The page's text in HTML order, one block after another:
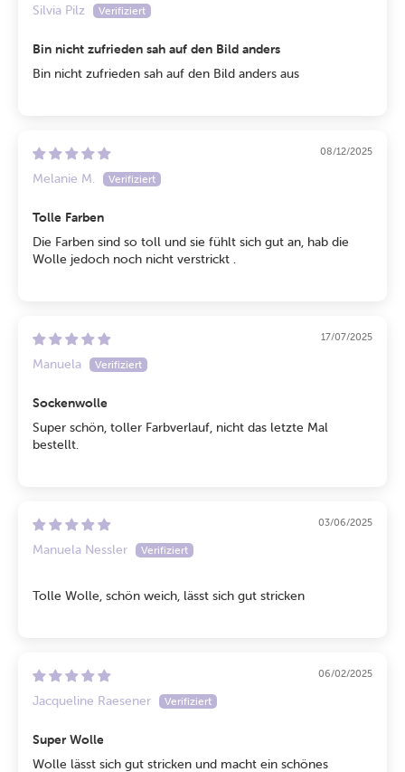
Silvia Pilz
Bin nicht zufrieden sah auf den Bild anders
Bin nicht zufrieden sah auf den Bild anders aus
08/12/2025
Melanie M.
Tolle Farben
Die Farben sind so toll und sie fühlt sich gut an, hab die
Wolle jedoch noch nicht verstrickt .
17/07/2025
Manuela
Sockenwolle
Super schön, toller Farbverlauf, nicht das letzte Mal
bestellt.
03/06/2025
Manuela Nessler
Tolle Wolle, schön weich, lässt sich gut stricken
06/02/2025
Jacqueline Raesener
Super Wolle
Wolle lässt sich gut stricken und macht ein schönes